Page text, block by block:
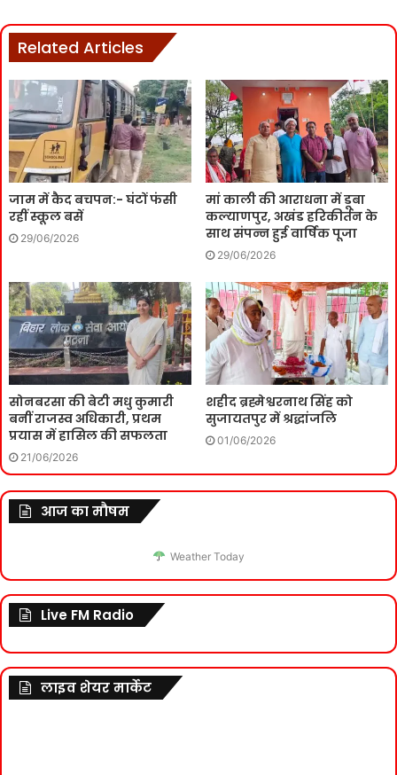
Related Articles
जाम में कैद बचपन:- घंटों फंसी
रहीं स्कूल बसें
29/06/2026
मां काली की आराधना में डूबा
कल्याणपुर, अखंड हरिकीर्तन के
साथ संपन्न हुई वार्षिक पूजा
29/06/2026
सोनबरसा की बेटी मधु कुमारी
बनीं राजस्व अधिकारी, प्रथम
प्रयास में हासिल की सफलता
21/06/2026
शहीद ब्रह्मेश्वरनाथ सिंह को
सुजायतपुर में श्रद्धांजलि
01/06/2026
आज का मौषम
Weather Today
Live FM Radio
लाइव शेयर मार्केट